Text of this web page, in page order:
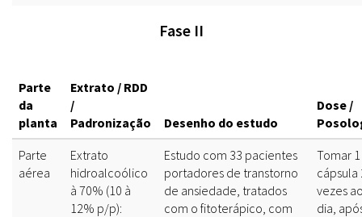
Fase II
Parte
da
planta
Extrato / RDD
/
Padronização
Desenho do estudo
Dose /
Parte
aérea
Extrato
hidroalcoólico
à 70% (10 à
12% p/p):
Estudo com 33 pacientes
portadores de transtorno
de ansiedade, tratados
com o fitoterápico, com
Tomar 1
cápsula
vezes
dia,